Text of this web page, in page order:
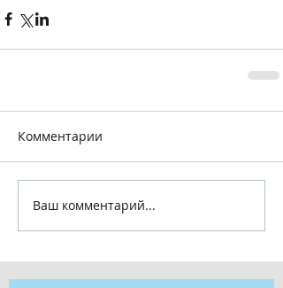
Комментарии
Ваш комментарий...